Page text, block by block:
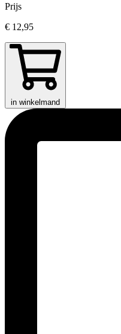
Prijs
€ 12,95
in winkelmand